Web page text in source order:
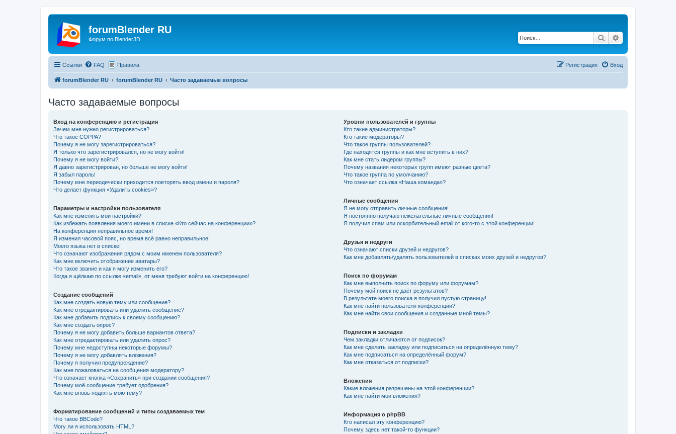
forumBlender RU
Форум по Blender3D Поиск
Ссылки FAQ Правила Вход
Регистрация
forumBlender RU forumBlender RU Часто задаваемые вопросы
Часто задаваемые вопросы
Вход на конференцию и регистрация
Зачем мне нужно регистрироваться?
Что такое COPPA?
Почему я не могу зарегистрироваться?
Я только что зарегистрировался, но не могу войти!
Почему я не могу войти?
Я давно зарегистрирован, но больше не могу войти!
Я забыл пароль!
Почему мне периодически приходится повторять ввод имени и пароля?
Что делает функция «Удалить cookies»?
Параметры и настройки пользователя
Как мне изменить мои настройки?
Как избежать появления моего имени в списке «Кто сейчас на конференции»?
На конференции неправильное время!
Я изменил часовой пояс, но время всё равно неправильное!
Моего языка нет в списке!
Что означают изображения рядом с моим именем пользователя?
Как мне включить отображение аватары?
Что такое звание и как я могу изменить его?
Когда я щёлкаю по ссылке «email», от меня требуют войти на конференцию!
Создание сообщений
Как мне создать новую тему или сообщение?
Как мне отредактировать или удалить сообщение?
Как мне добавить подпись к своему сообщению?
Как мне создать опрос?
Почему я не могу добавить больше вариантов ответа?
Как мне отредактировать или удалить опрос?
Почему мне недоступны некоторые форумы?
Почему я не могу добавлять вложения?
Почему я получил предупреждение?
Как мне пожаловаться на сообщения модератору?
Что означает кнопка «Сохранить» при создании сообщения?
Почему моё сообщение требует одобрения?
Как мне вновь поднять мою тему?
Форматирование сообщений и типы создаваемых тем
Что такое BBCode?
Могу ли я использовать HTML?
Уровни пользователей и группы
Кто такие администраторы?
Кто такие модераторы?
Что такое группы пользователей?
Где находятся группы и как мне вступить в них?
Как мне стать лидером группы?
Почему названия некоторых групп имеют разные цвета?
Что такое группа по умолчанию?
Что означает ссылка «Наша команда»?
Личные сообщения
Я не могу отправить личные сообщения!
Я постоянно получаю нежелательные личные сообщения!
Я получил спам или оскорбительный email от кого-то с этой конференции!
Друзья и недруги
Что означают списки друзей и недругов?
Как мне добавлять/удалять пользователей в списках моих друзей и недругов?
Поиск по форумам
Как мне выполнить поиск по форуму или форумам?
Почему мой поиск не даёт результатов?
В результате моего поиска я получил пустую страницу!
Как мне найти пользователя конференции?
Как мне найти свои сообщения и созданные мной темы?
Подписки и закладки
Чем закладки отличаются от подписок?
Как мне сделать закладку или подписаться на определённую тему?
Как мне подписаться на определённый форум?
Как мне отказаться от подписки?
Вложения
Какие вложения разрешены на этой конференции?
Как мне найти мои вложения?
Информация о phpBB
Кто написал эту конференцию?
Почему здесь нет такой-то функции?